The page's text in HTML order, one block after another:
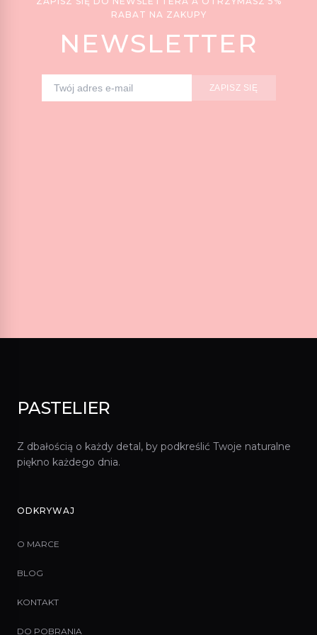
RABAT NA ZAKUPY
NEWSLETTER
Adres e-mail
ZAPISZ SIĘ
PASTELIER
Z dbałością o każdy detal, by podkreślić Twoje naturalne
piękno każdego dnia.
ODKRYWAJ
O MARCE
BLOG
KONTAKT
DO POBRANIA